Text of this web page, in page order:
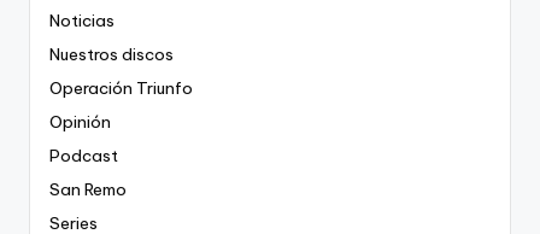
Noticias
Nuestros discos
Operación Triunfo
Opinión
Podcast
San Remo
Series